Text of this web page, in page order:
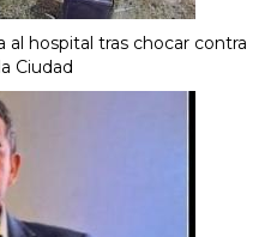
al hospital tras chocar contra
Ciudad